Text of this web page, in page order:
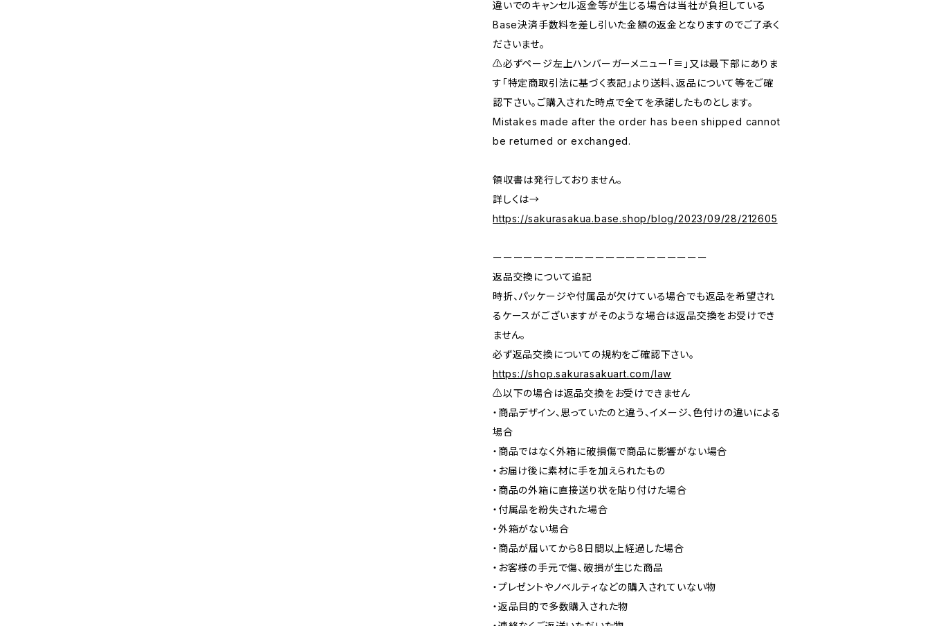
違いでのキャンセル返金等が生じる場合は当社が負担している
Base決済手数料を差し引いた金額の返金となりますのでご了承く
ださいませ。
⚠️必ずページ左上ハンバーガーメニュー「≡」又は最下部にありま
す「特定商取引法に基づく表記」より送料、返品について等をご確
認下さい。ご購入された時点で全てを承諾したものとします。
Mistakes made after the order has been shipped cannot
be returned or exchanged.
領収書は発行しておりません。
詳しくは→
https://sakurasakua.base.shop/blog/2023/09/28/212605
ーーーーーーーーーーーーーーーーーーーーー
返品交換について追記
時折、パッケージや付属品が欠けている場合でも返品を希望され
るケースがございますがそのような場合は返品交換をお受けでき
ません。
必ず返品交換についての規約をご確認下さい。
https://shop.sakurasakuart.com/law
⚠️以下の場合は返品交換をお受けできません
・商品デザイン、思っていたのと違う、イメージ、色付けの違いによる
場合
・商品ではなく外箱に破損傷で商品に影響がない場合
・お届け後に素材に手を加えられたもの
・商品の外箱に直接送り状を貼り付けた場合
・付属品を紛失された場合
・外箱がない場合
・商品が届いてから8日間以上経過した場合
・お客様の手元で傷、破損が生じた商品
・プレゼントやノベルティなどの購入されていない物
・返品目的で多数購入された物